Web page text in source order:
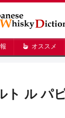
オススメ
ト ル パ